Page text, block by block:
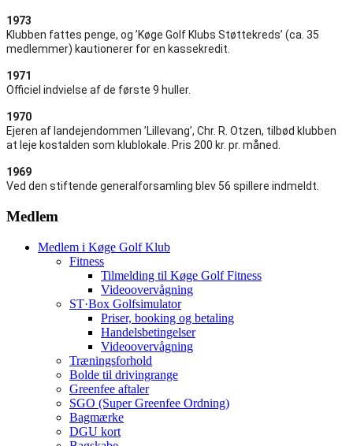
1973
Klubben fattes penge, og ’Køge Golf Klubs Støttekreds’ (ca. 35
medlemmer) kautionerer for en kassekredit.
1971
Officiel indvielse af de første 9 huller.
1970
Ejeren af landejendommen ’Lillevang’, Chr. R. Otzen, tilbød klubben
at leje kostalden som klublokale. Pris 200 kr. pr. måned.
1969
Ved den stiftende generalforsamling blev 56 spillere indmeldt.
Medlem
Medlem i Køge Golf Klub
Fitness
Tilmelding til Køge Golf Fitness
Videoovervågning
ST·Box Golfsimulator
Priser, booking og betaling
Handelsbetingelser
Videoovervågning
Træningsforhold
Bolde til drivingrange
Greenfee aftaler
SGO (Super Greenfee Ordning)
Bagmærke
DGU kort